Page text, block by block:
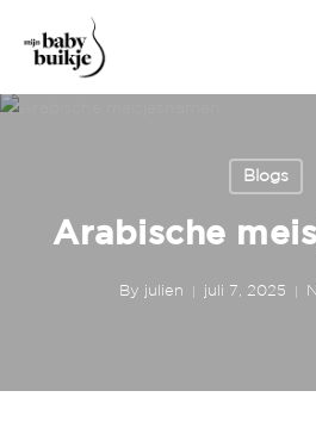
content
Blogs
Arabische
By julien juli 7, 2025